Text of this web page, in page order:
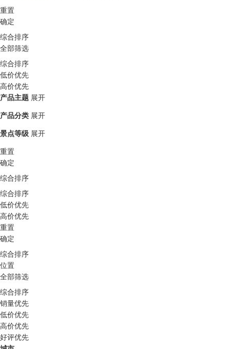
重置
确定
综合排序
全部筛选
综合排序
低价优先
高价优先
产品主题 展开
产品分类 展开
景点等级 展开
重置
确定
综合排序
综合排序
低价优先
高价优先
重置
确定
综合排序
位置
全部筛选
综合排序
销量优先
低价优先
高价优先
好评优先